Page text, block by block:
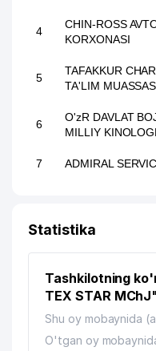
4
CHIN-ROSS
KORXONASI
5
TAFAKKUR
TA'LIM
6
O'zR DAVLAT
MILLIY
7 ADMIRAL
Statistika
Tashkilotning
TEX STAR
Shu oy mobaynida
O'tgan oy